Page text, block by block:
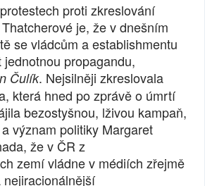
proti zkreslování
je, že v dnešním
se vládcům a establishmentu
propagandu,
Čulík. Nejsilněji zkreslovala
která hned po zprávě o úmrtí
bezostyšnou, lživou kampaň,
význam politiky Margaret
že v ČR z
zemí vládne v médiích zřejmě